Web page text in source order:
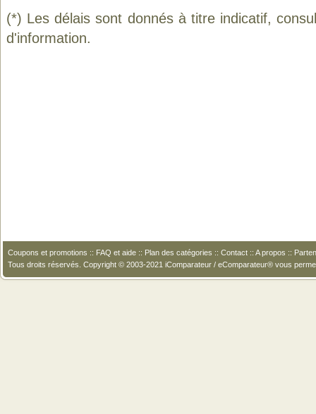
(*) Les délais sont donnés à titre indicatif,
d'information.
Coupons et promotions :: FAQ et aide :: Plan des catégories :: Contact :: A propos ::
Tous droits réservés. Copyright © 2003-2021 iComparateur / eComparateur® vous